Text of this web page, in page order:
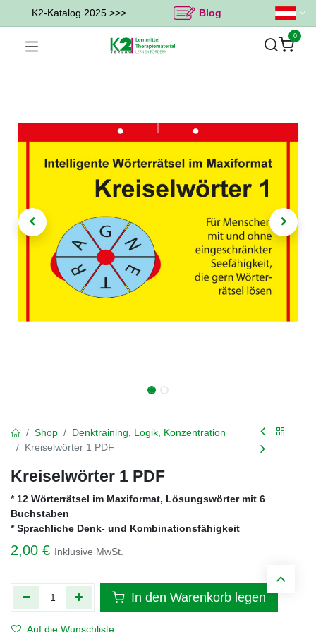
K2-Katalog 2025 >>> Blog
0
Shop
Denktraining, Logik, Konzentration
Kreiselwörter 1 PDF
Kreiselwörter 1 PDF
* 12 Wörterrätsel im Maxiformat, Lösungswörter mit 6
Buchstaben
* Sprachliche Denk- und Kombinationsfähigkeit
2,00 € Inklusive MwSt.
In den Warenkorb legen
Auf die Wunschliste